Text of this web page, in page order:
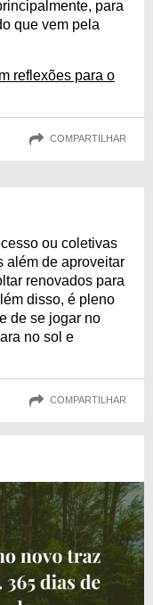
para
que vem pela
reflexões para o
COMPARTILHAR
ou coletivas
além de aproveitar
renovados para
disso, é pleno
de se jogar no
no sol e
COMPARTILHAR